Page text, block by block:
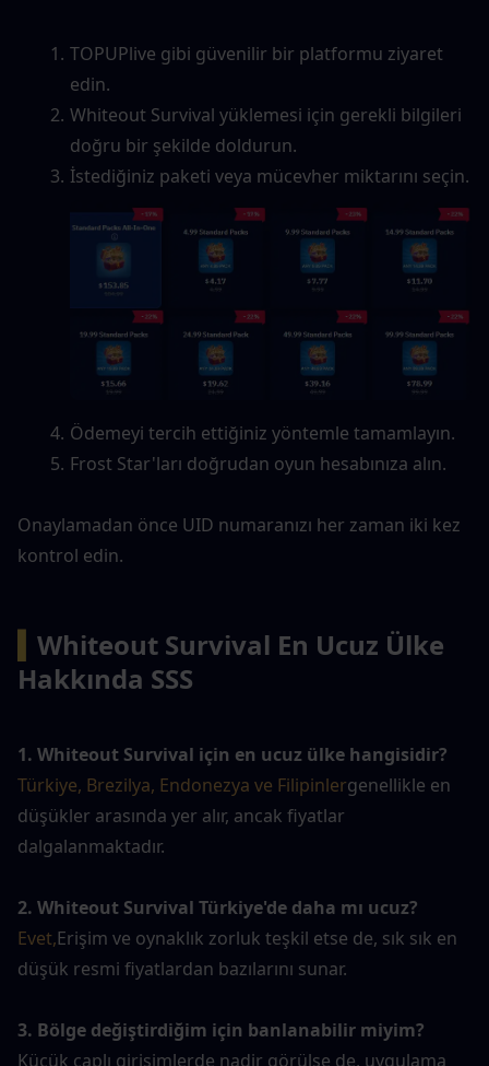
TOPUPlive gibi güvenilir bir platformu ziyaret
edin.
Whiteout Survival yüklemesi için gerekli bilgileri
doğru bir şekilde doldurun.
İstediğiniz paketi veya mücevher miktarını seçin.
Ödemeyi tercih ettiğiniz yöntemle tamamlayın.
Frost Star'ları doğrudan oyun hesabınıza alın.
Onaylamadan önce UID numaranızı her zaman iki kez
kontrol edin.
Whiteout Survival En Ucuz Ülke
Hakkında SSS
1. Whiteout Survival için en ucuz ülke hangisidir?
Türkiye, Brezilya, Endonezya ve Filipinlergenellikle en
düşükler arasında yer alır, ancak fiyatlar
dalgalanmaktadır.
2. Whiteout Survival Türkiye'de daha mı ucuz?
Evet,Erişim ve oynaklık zorluk teşkil etse de, sık sık en
düşük resmi fiyatlardan bazılarını sunar.
3. Bölge değiştirdiğim için banlanabilir miyim?
Küçük çaplı girişimlerde nadir görülse de, uygulama